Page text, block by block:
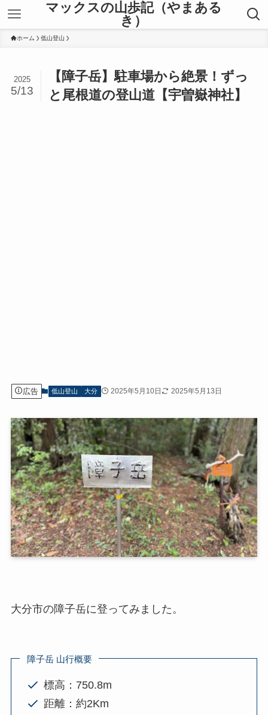
マックスの山歩記（やまある
き）
ホーム 低山登山
【障子岳】駐車場から絶景！ずっ
と尾根道の登山道【宇曽嶽神社】
2025
5/13
広告 低山登山 大分 2025年5月10日 2025年5月13日
大分市の障子岳に登ってみました。
障子岳 山行概要
標高：750.8m
距離：約2Km